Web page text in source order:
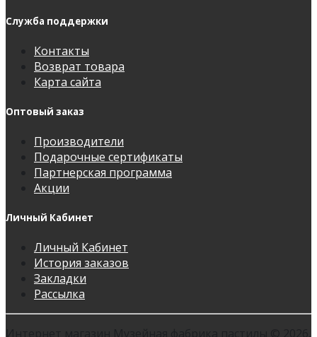
Служба поддержки
Контакты
Возврат товара
Карта сайта
Оптовый заказ
Производители
Подарочные сертификаты
Партнерская программа
Акции
Личный Кабинет
Личный Кабинет
История заказов
Закладки
Рассылка